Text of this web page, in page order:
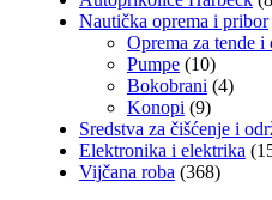
Nautička oprema i pribor
Oprema za tende i
Pumpe (10)
Bokobrani (4)
Konopi (9)
Sredstva za čišćenje i
Elektronika i elektrika
Vijčana roba (368)